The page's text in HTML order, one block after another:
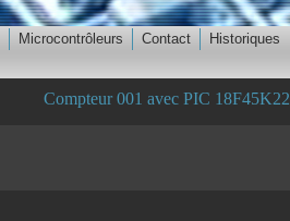
Microcontrôleurs Contact
Historiques
Compteur 001 avec PIC 18F45K22